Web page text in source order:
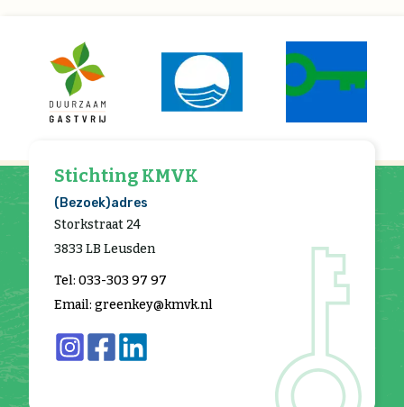
Stichting KMVK
(Bezoek)adres
Storkstraat 24
3833 LB Leusden
Tel: 033-303 97 97
Email: greenkey@kmvk.nl